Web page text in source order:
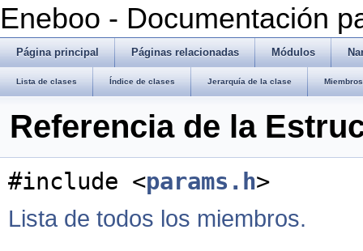
Eneboo - Documentación
Página principal Páginas relacionadas Módulos
Lista de clases Índice de clases Jerarquía de la clase
Referencia de la
#include <params.h>
Lista de todos los miembros.